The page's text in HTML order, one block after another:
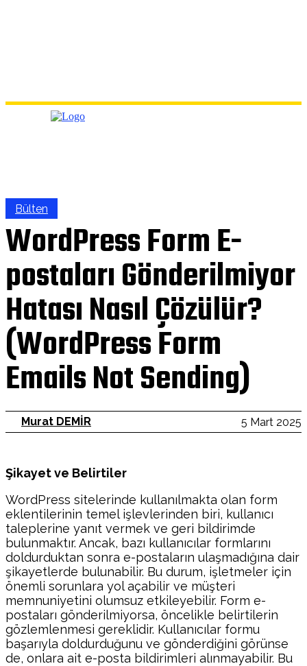
Bülten
WordPress Form E-
postaları Gönderilmiyor
Hatası Nasıl Çözülür?
(WordPress Form
Emails Not Sending)
5 Mart 2025
Murat DEMİR
Şikayet ve Belirtiler
WordPress sitelerinde kullanılmakta olan form
eklentilerinin temel işlevlerinden biri, kullanıcı
taleplerine yanıt vermek ve geri bildirimde
bulunmaktır. Ancak, bazı kullanıcılar formlarını
doldurduktan sonra e-postaların ulaşmadığına dair
şikayetlerde bulunabilir. Bu durum, işletmeler için
önemli sorunlara yol açabilir ve müşteri
memnuniyetini olumsuz etkileyebilir. Form e-
postaları gönderilmiyorsa, öncelikle belirtilerin
gözlemlenmesi gereklidir. Kullanıcılar formu
başarıyla doldurduğunu ve gönderdiğini görünse
de, onlara ait e-posta bildirimleri alınmayabilir. Bu